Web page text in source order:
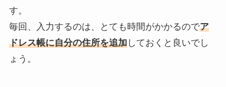
す。
毎回、入力するのは、とても時間がかかるのでア
ドレス帳に自分の住所を追加しておくと良いでし
ょう。